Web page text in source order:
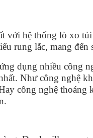
với hệ thống lò xo
rung lắc, mang đến
dụng nhiều công
Như công nghệ
công nghệ